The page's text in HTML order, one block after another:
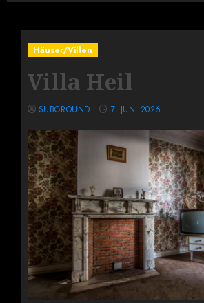
Häuser/Villen
Villa Heil
SUBGROUND 7. JUNI 2026